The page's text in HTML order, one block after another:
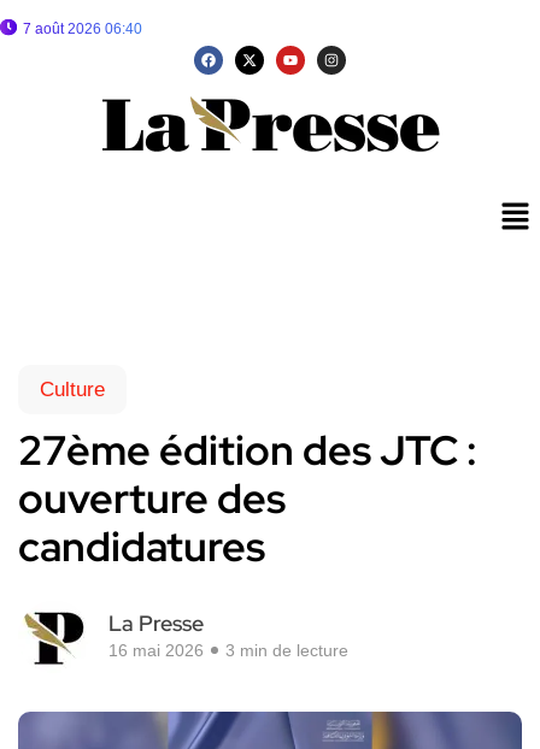
7 août 2026 06:40
Culture
27ème édition des JTC :
ouverture des
candidatures
La Presse
16 mai 2026 3 min de lecture